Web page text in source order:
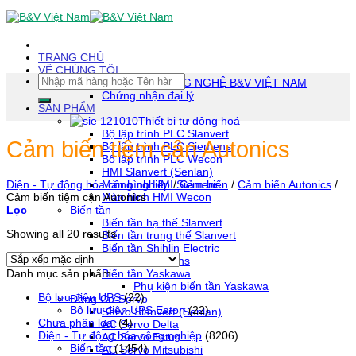
Skip
To
(tạm
dịch)
TRANG CHỦ
VỀ CHÚNG TÔI
CÔNG TY TNHH CÔNG NGHỆ B&V VIỆT NAM
Chứng nhận đại lý
SẢN PHẨM
Thiết bị tự động hoá
Bộ lập trình PLC Slanvert
Bộ lập trình PLC Siemens
Bộ lập trình PLC Wecon
HMI Slanvert (Senlan)
Màn hình HMI Siemens
Màn hình HMI Wecon
Biến tần
Biến tần hạ thế Slanvert
Biến tần trung thế Slanvert
Biến tần Shihlin Electric
Biến tần Siemens
Biến tần Yaskawa
Phụ kiện biến tần Yaskawa
Động Cơ Servo
Servo Slanvert (Senlan)
AC Servo Delta
AC Servo Estun
AC Servo Mitsubishi
Tìm
kiếm:
Cảm biến tiệm cận Autonics
Điện - Tự động hóa công nghiệp / Cảm biến / Cảm biến Autonics /
Cảm biến tiệm cận Autonics
Lọc
Showing all 20 results
Danh mục sản phẩm
Bộ lưu điện UPS (22)
Bộ lưu điện UPS Eaton (22)
Chưa phân loại (4)
Điện - Tự động hóa công nghiệp (8206)
Biến tần (1454)